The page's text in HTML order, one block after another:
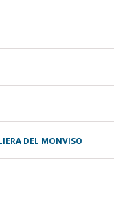
DEL MONVISO